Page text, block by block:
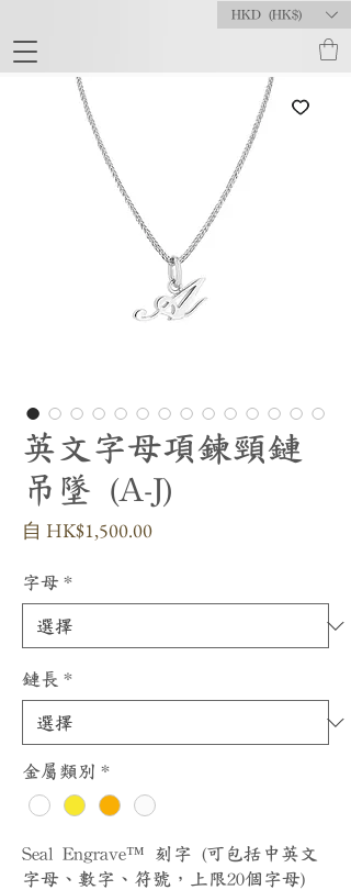
HKD (HK$)
英文字母項鍊頸鏈
吊墜 (A-J)
自 HK$1,500.00促
格
字母 *
鏈長 *
金屬類別 *
Seal Engrave™ 刻字 (可包括中英文
字母、數字、符號，上限20個字母)